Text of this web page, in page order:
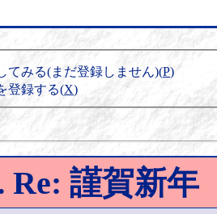
てみる(まだ登録しません)(P)
登録する(X)
Re: 謹賀新年